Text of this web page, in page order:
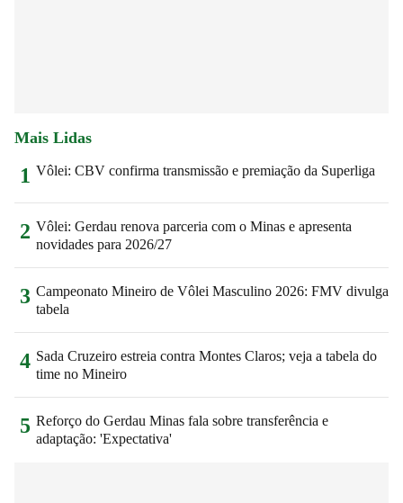
Mais Lidas
1 Vôlei: CBV confirma transmissão e premiação da Superliga
2 Vôlei: Gerdau renova parceria com o Minas e apresenta
novidades para 2026/27
3 Campeonato Mineiro de Vôlei Masculino 2026: FMV divulga
tabela
4 Sada Cruzeiro estreia contra Montes Claros; veja a tabela do
time no Mineiro
5 Reforço do Gerdau Minas fala sobre transferência e
adaptação: 'Expectativa'